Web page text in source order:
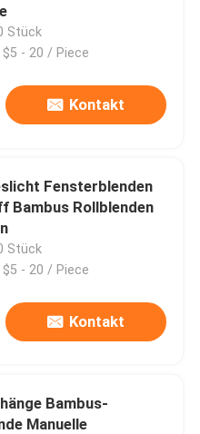
Stück
$5 - 20 / Piece
Kontakt
Fensterblenden
Bambus Rollblenden
Stück
$5 - 20 / Piece
Kontakt
Bambus-
Manuelle